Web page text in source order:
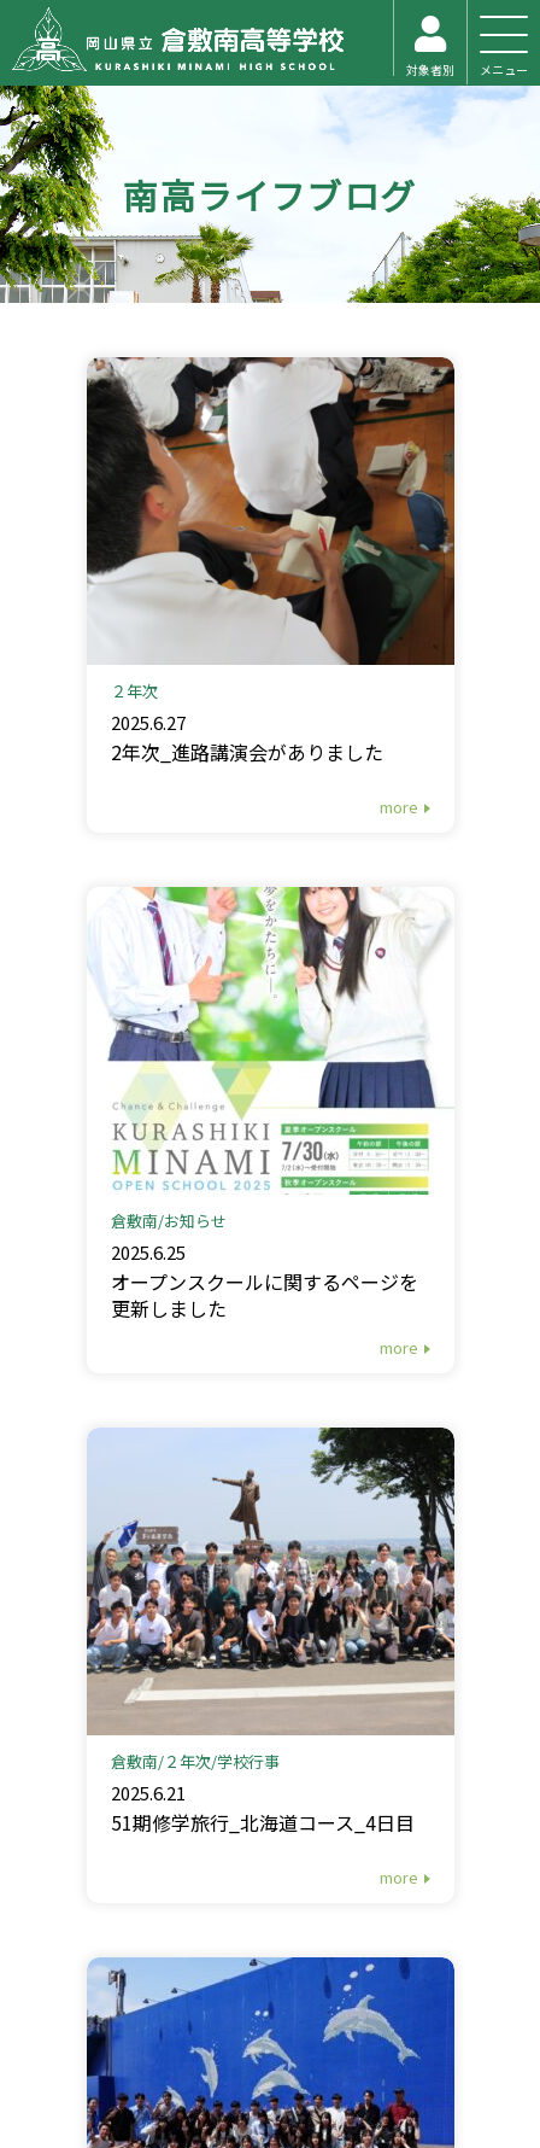
対象者別 メニュー
南高ライフブログ
２年次
2025.6.27
2年次_進路講演会がありました
more
倉敷南 お知らせ
2025.6.25
オープンスクールに関するページを
更新しました
more
倉敷南 ２年次 学校行事
2025.6.21
51期修学旅行_北海道コース_4日目
more